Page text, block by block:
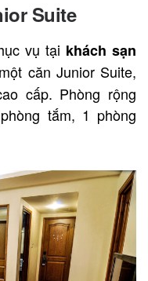
Suite
vụ tại khách sạn
căn Junior Suite,
cấp. Phòng rộng
tắm, 1 phòng